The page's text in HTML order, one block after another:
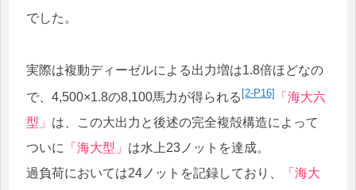
でした。
実際は複動ディーゼルによる出力増は1.8倍ほどなの
で、4,500×1.8の8,100馬力が得られる [2-P16]
「海大六
型」 は、この大出力と後述の完全複殻構造によって
ついに
「海大型」 は水上23ノットを達成。
過負荷においては24ノットを記録しており、
「海大